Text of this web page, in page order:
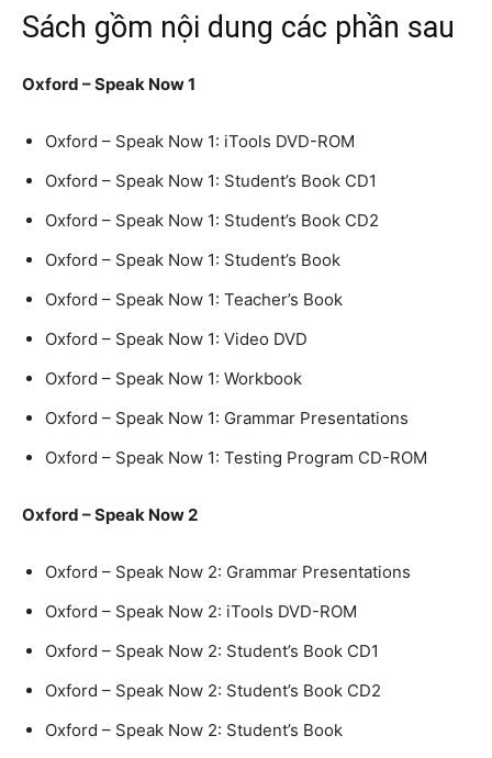
Sách gồm nội dung các phần sau
Oxford – Speak Now 1
Oxford – Speak Now 1: iTools DVD-ROM
Oxford – Speak Now 1: Student’s Book CD1
Oxford – Speak Now 1: Student’s Book CD2
Oxford – Speak Now 1: Student’s Book
Oxford – Speak Now 1: Teacher’s Book
Oxford – Speak Now 1: Video DVD
Oxford – Speak Now 1: Workbook
Oxford – Speak Now 1: Grammar Presentations
Oxford – Speak Now 1: Testing Program CD-ROM
Oxford – Speak Now 2
Oxford – Speak Now 2: Grammar Presentations
Oxford – Speak Now 2: iTools DVD-ROM
Oxford – Speak Now 2: Student’s Book CD1
Oxford – Speak Now 2: Student’s Book CD2
Oxford – Speak Now 2: Student’s Book